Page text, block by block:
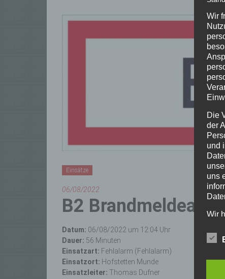
Einsätze
06/08/2022
B2
Datum: 06/08/2022 um 12:04 Uhr
Dauer: 56 Minuten
Einsatzart: Fehlalarm (Fehlalarm)
Einsatzort: Hofstetten Munde
Einsatzleiter: Thomas Dufner
Wir
Die
der
und
uns
Wir